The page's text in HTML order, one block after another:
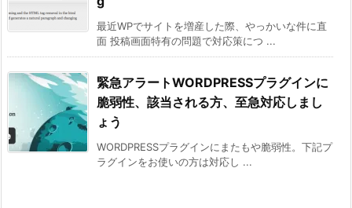
最近WPでサイトを増産した際、やっかいな件に直
面 投稿画面特有の問題で対応策につ ...
緊急アラートWORDPRESSプラグインに
脆弱性、該当される方、至急対応しまし
ょう
WORDPRESSプラグインにまたもや脆弱性。下記プ
ラグインをお使いの方は対応し ...